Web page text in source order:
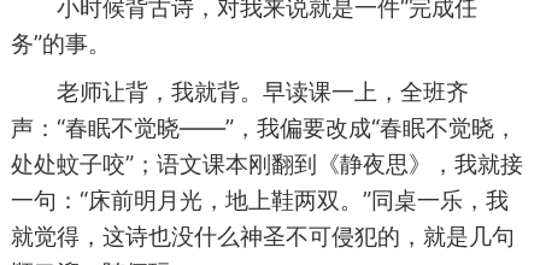
小时候背古诗，对我来说就是一件“完成任
务”的事。
老师让背，我就背。早读课一上，全班齐
声：“春眠不觉晓——”，我偏要改成“春眠不觉晓，
处处蚊子咬”；语文课本刚翻到《静夜思》，我就接
一句：“床前明月光，地上鞋两双。”同桌一乐，我
就觉得，这诗也没什么神圣不可侵犯的，就是几句